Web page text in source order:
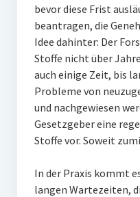
bevor diese Frist
beantragen, die
Idee dahinter: Der
Stoffe nicht über
auch einige Zeit, bis
Probleme von
und nachgewiesen
Gesetzgeber eine
Stoffe vor. Soweit
In der Praxis kommt
langen Wartezeiten,